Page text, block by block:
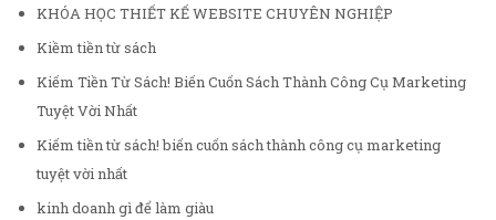
KHÓA HỌC THIẾT KẾ WEBSITE CHUYÊN NGHIỆP
Kiềm tiền từ sách
Kiếm Tiền Từ Sách! Biến Cuốn Sách Thành Công Cụ Marketing
Tuyệt Vời Nhất
Kiếm tiền từ sách! biến cuốn sách thành công cụ marketing
tuyệt vời nhất
kinh doanh gì để làm giàu